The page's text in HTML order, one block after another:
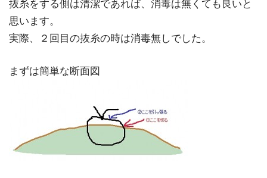
抜糸をする側は清潔であれば、消毒は無くても良いと
思います。
実際、２回目の抜糸の時は消毒無しでした。
まずは簡単な断面図